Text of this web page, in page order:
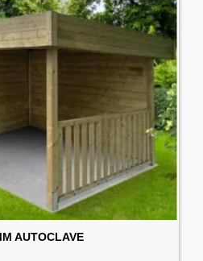
AUTOCLAVE